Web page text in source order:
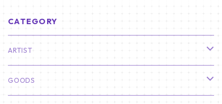
CATEGORY
ARTIST
俳優
GOODS